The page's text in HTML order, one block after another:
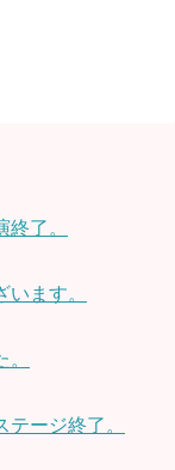
了。
ます。
テージ終了。